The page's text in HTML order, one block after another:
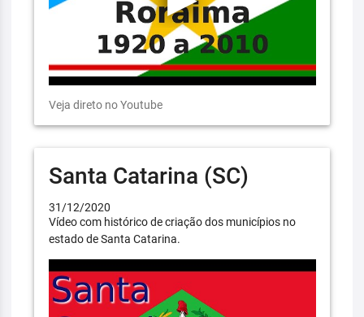
Veja direto no Youtube
Santa Catarina (SC)
31/12/2020
Vídeo com histórico de criação dos municípios no
estado de Santa Catarina.